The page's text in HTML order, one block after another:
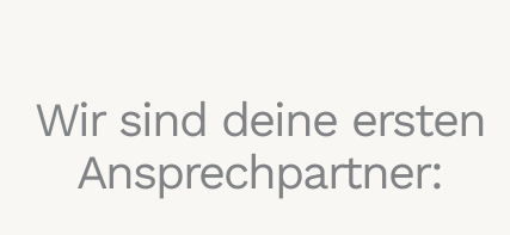
Wir sind deine ersten
Ansprechpartner: